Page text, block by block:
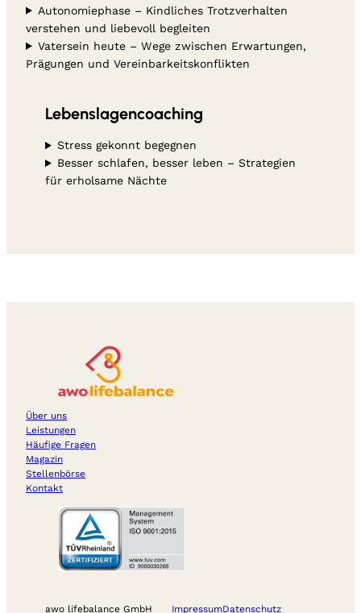
Autonomiephase – Kindliches Trotzverhalten
verstehen und liebevoll begleiten
Vatersein heute – Wege zwischen Erwartungen,
Prägungen und Vereinbarkeitskonflikten
Lebenslagencoaching
Stress gekonnt begegnen
Besser schlafen, besser leben – Strategien
für erholsame Nächte
Über uns
Leistungen
Häufige Fragen
Magazin
Stellenbörse
Kontakt
awo lifebalance GmbH ImpressumDatenschutz